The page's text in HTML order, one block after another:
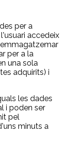
per a
accedeix
per a la
una sola
adquirits) i
les dades
i poden ser
pel
minuts a